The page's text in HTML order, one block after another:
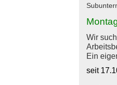
Wir
Ein
seit